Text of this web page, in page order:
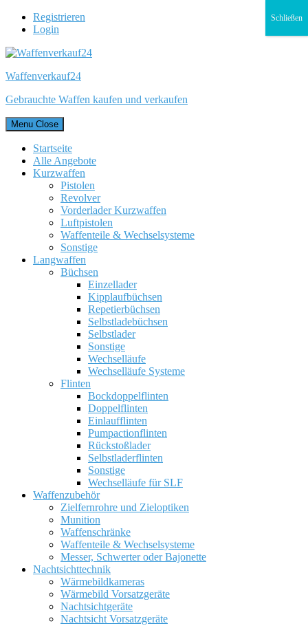
Registrieren
Login
Waffenverkauf24
Gebrauchte Waffen kaufen und verkaufen
Menu Close
Startseite
Alle Angebote
Kurzwaffen
Pistolen
Revolver
Vorderlader Kurzwaffen
Luftpistolen
Waffenteile & Wechselsysteme
Sonstige
Langwaffen
Büchsen
Einzellader
Kipplaufbüchsen
Repetierbüchsen
Selbstladebüchsen
Selbstlader
Sonstige
Wechselläufe
Wechselläufe Systeme
Flinten
Bockdoppelflinten
Doppelflinten
Einlaufflinten
Pumpactionflinten
Rückstoßlader
Selbstladerflinten
Sonstige
Wechselläufe für SLF
Waffenzubehör
Zielfernrohre und Zieloptiken
Munition
Waffenschränke
Waffenteile & Wechselsysteme
Messer, Schwerter oder Bajonette
Nachtsichttechnik
Wärmebildkameras
Wärmebild Vorsatzgeräte
Nachtsichtgeräte
Nachtsicht Vorsatzgeräte
Schließen